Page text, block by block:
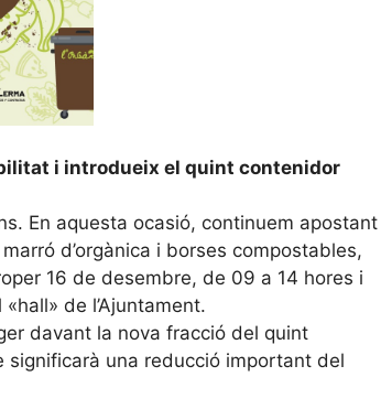
i introdueix el quint contenidor
En aquesta ocasió, continuem apostant
d’orgànica i borses compostables,
16 de desembre, de 09 a 14 hores i
de l’Ajuntament.
davant la nova fracció del quint
una reducció important del